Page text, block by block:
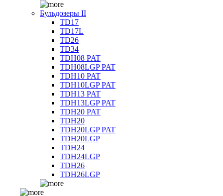
Бульдозеры II
TD17
TD17L
TD26
TD34
TDH08 PAT
TDH08LGP PAT
TDH10 PAT
TDH10LGP PAT
TDH13 PAT
TDH13LGP PAT
TDH20 PAT
TDH20
TDH20LGP PAT
TDH20LGP
TDH24
TDH24LGP
TDH26
TDH26LGP